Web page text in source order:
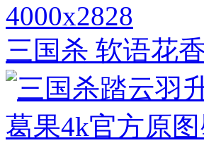
4000x2828
三国杀 软语花